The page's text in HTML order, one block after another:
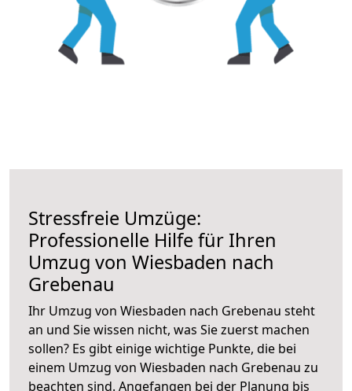
Stressfreie Umzüge:
Professionelle Hilfe für Ihren
Umzug von Wiesbaden nach
Grebenau
Ihr Umzug von Wiesbaden nach Grebenau steht
an und Sie wissen nicht, was Sie zuerst machen
sollen? Es gibt einige wichtige Punkte, die bei
einem Umzug von Wiesbaden nach Grebenau zu
beachten sind. Angefangen bei der Planung bis